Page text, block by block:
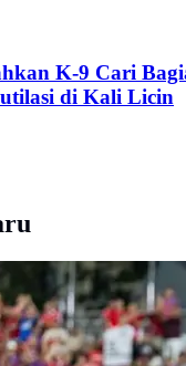
K-9 Cari
di Kali Licin